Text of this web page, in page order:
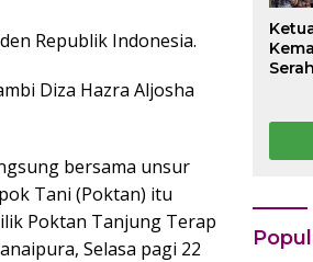
Republik Indonesia.
Diza Hazra Aljosha
bersama unsur
Tani (Poktan) itu
Poktan Tanjung Terap
Selasa pagi 22
BPJS
Rp